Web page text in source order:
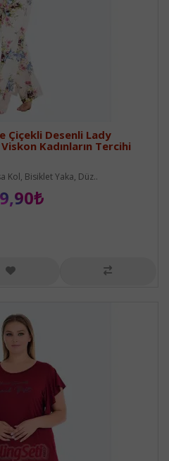
Çiçekli Desenli Lady
Kadınların Tercihi
Kol, Bisiklet Yaka, Düz..